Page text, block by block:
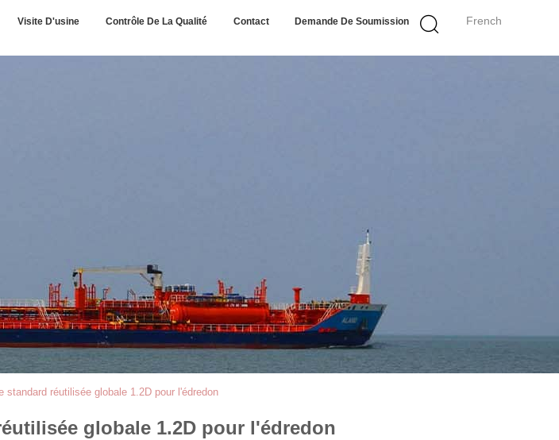
French
Visite D'usine Contrôle De La Qualité Contact Demande De Soumission
standard réutilisée globale 1.2D pour l'édredon
globale 1.2D pour l'édredon